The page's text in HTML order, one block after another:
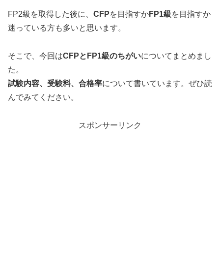
FP2級を取得した後に、 CFPを目指すかFP1級を目指すか
迷っている方も多いと思います。
そこで、今回はCFPとFP1級のちがいについてまとめまし
た。
試験内容、受験料、合格率について書いています。ぜひ読
んでみてください。
スポンサーリンク